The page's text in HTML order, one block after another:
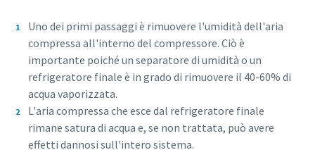
Uno dei primi passaggi è rimuovere l'umidità dell'aria
compressa all'interno del compressore. Ciò è
importante poiché un separatore di umidità o un
refrigeratore finale è in grado di rimuovere il 40-60% di
acqua vaporizzata.
L'aria compressa che esce dal refrigeratore finale
rimane satura di acqua e, se non trattata, può avere
effetti dannosi sull'intero sistema.